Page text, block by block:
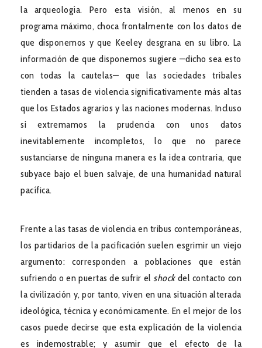
la arqueología. Pero esta visión, al menos en su
programa máximo, choca frontalmente con los datos de
que disponemos y que Keeley desgrana en su libro. La
información de que disponemos sugiere —dicho sea esto
con todas la cautelas— que las sociedades tribales
tienden a tasas de violencia significativamente más altas
que los Estados agrarios y las naciones modernas. Incluso
si extremamos la prudencia con unos datos
inevitablemente incompletos, lo que no parece
sustanciarse de ninguna manera es la idea contraria, que
subyace bajo el buen salvaje, de una humanidad natural
pacífica.
Frente a las tasas de violencia en tribus contemporáneas,
los partidarios de la pacificación suelen esgrimir un viejo
argumento: corresponden a poblaciones que están
sufriendo o en puertas de sufrir elshockdel contacto con
la civilización y, por tanto, viven en una situación alterada
ideológica, técnica y económicamente. En el mejor de los
casos puede decirse que esta explicación de la violencia
es indemostrable; y asumir que el efecto de la